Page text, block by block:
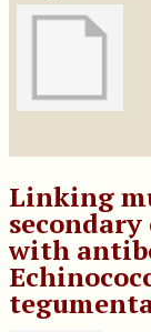
Linking
with